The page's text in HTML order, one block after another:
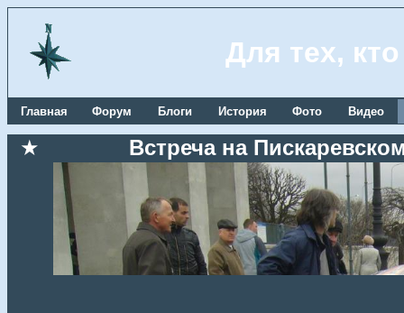
Для тех,
Главная Форум Блоги История Фото Видео
★ Встреча на